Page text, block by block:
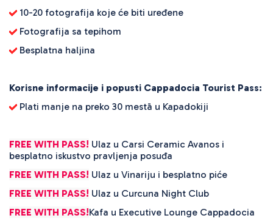
10-20 fotografija koje će biti uređene
Fotografija sa tepihom
Besplatna haljina
Korisne informacije i popusti Cappadocia Tourist Pass:
Plati manje na preko 30 mestā u Kapadokiji
FREE WITH PASS! Ulaz u Carsi Ceramic Avanos i
besplatno iskustvo pravljenja posuđa
FREE WITH PASS! Ulaz u Vinariju i besplatno piće
FREE WITH PASS! Ulaz u Curcuna Night Club
FREE WITH PASS!Kafa u Executive Lounge Cappadocia